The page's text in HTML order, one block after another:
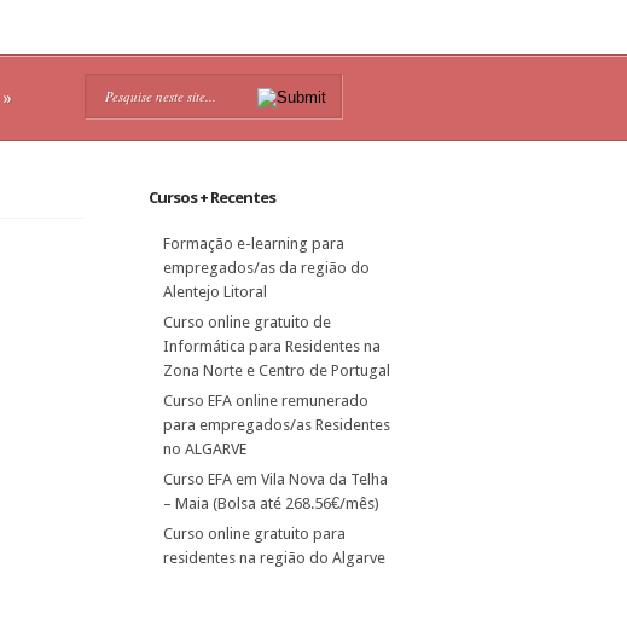
»
Cursos + Recentes
Formação e-learning para
empregados/as da região do
Alentejo Litoral
Curso online gratuito de
Informática para Residentes na
Zona Norte e Centro de Portugal
Curso EFA online remunerado
para empregados/as Residentes
no ALGARVE
Curso EFA em Vila Nova da Telha
– Maia (Bolsa até 268.56€/mês)
Curso online gratuito para
residentes na região do Algarve